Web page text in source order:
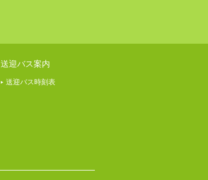
送迎バス案内
送迎バス時刻表